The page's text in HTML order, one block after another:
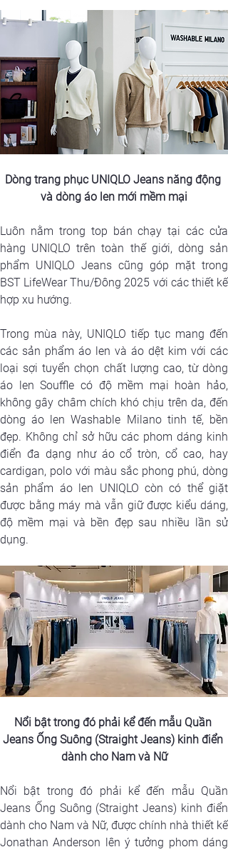
Dòng trang phục UNIQLO Jeans năng động
và dòng áo len mới mềm mại
Luôn nằm trong top bán chạy tại các cửa
hàng UNIQLO trên toàn thế giới, dòng sản
phẩm UNIQLO Jeans cũng góp mặt trong
BST LifeWear Thu/Đông 2025 với các thiết kế
hợp xu hướng.
Trong mùa này, UNIQLO tiếp tục mang đến
các sản phẩm áo len và áo dệt kim với các
loại sợi tuyển chọn chất lượng cao, từ dòng
áo len Souffle có độ mềm mại hoàn hảo,
không gây châm chích khó chịu trên da, đến
dòng áo len Washable Milano tinh tế, bền
đẹp. Không chỉ sở hữu các phom dáng kinh
điển đa dạng như áo cổ tròn, cổ cao, hay
cardigan, polo với màu sắc phong phú, dòng
sản phẩm áo len UNIQLO còn có thể giặt
được bằng máy mà vẫn giữ được kiểu dáng,
độ mềm mại và bền đẹp sau nhiều lần sử
dụng.
Nổi bật trong đó phải kể đến mẫu Quần
Jeans Ống Suông (Straight Jeans) kinh điển
dành cho Nam và Nữ
Nổi bật trong đó phải kể đến mẫu Quần
Jeans Ống Suông (Straight Jeans) kinh điển
dành cho Nam và Nữ, được chính nhà thiết kế
Jonathan Anderson lên ý tưởng phom dáng